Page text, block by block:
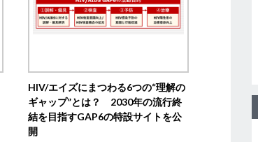
HIV/エイズにまつわる6つの“理解の
ギャップ”とは？ 2030年の流行終
結を目指すGAP6の特設サイトを公
開